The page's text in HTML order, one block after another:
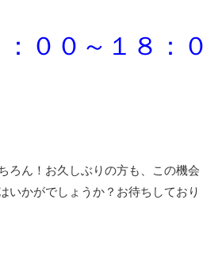
００～１８：０
ろん！お久しぶりの方も、この機会
いかがでしょうか？お待ちしており